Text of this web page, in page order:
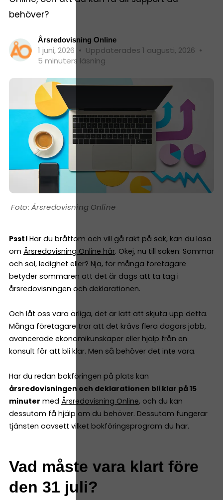
behöver?
Årsredovisning Online
1 juni, 2026 • Uppdaterades 1 augusti, 2026 •
5 minuters läsning
Årsredovisning Online
Psst! Har du bråttom och vill gå rakt på sak, kan du läsa
om Årsredovisning Online här. Okej, nu till saken: Sommar
och sol, ledighet eller? Nja, för många företagare
betyder sommaren att det är dags att ta tag i
årsredovisningen och deklarationen.
Och låt oss vara ärliga, det är lätt att skjuta upp detta.
Många företagare tror att det krävs flera dagars jobb,
avancerade ekonomikunskaper eller hjälp från en
konsult för att bli klar. Men så behöver det inte vara.
Har du redan bokföringen på plats kan
årsredovisningen och deklarationen bli klar på 15
minuter med Årsredovisning Online, och du kan
dessutom få hjälp om du behöver. Dessutom fungerar
tjänsten oavsett vilket bokföringsprogram du har.
Vad måste vara klart före
den 31 juli?